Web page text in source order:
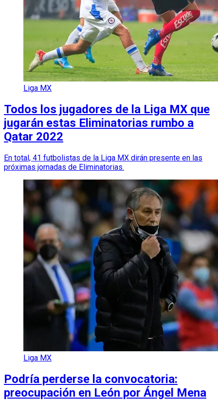
Liga MX
Todos los jugadores de la Liga MX que
jugarán estas Eliminatorias rumbo a
Qatar 2022
En total, 41 futbolistas de la Liga MX dirán presente en las
próximas jornadas de Eliminatorias.
Liga MX
Podría perderse la convocatoria:
preocupación en León por Ángel Mena